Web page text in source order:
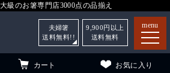
級のお箸専門店3000点の品揃え
menu
カート お気に入り
夫婦箸
送料無料!!
9,900 円以上
送料無料